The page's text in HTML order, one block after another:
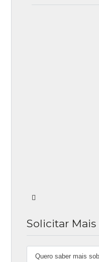
Solicitar